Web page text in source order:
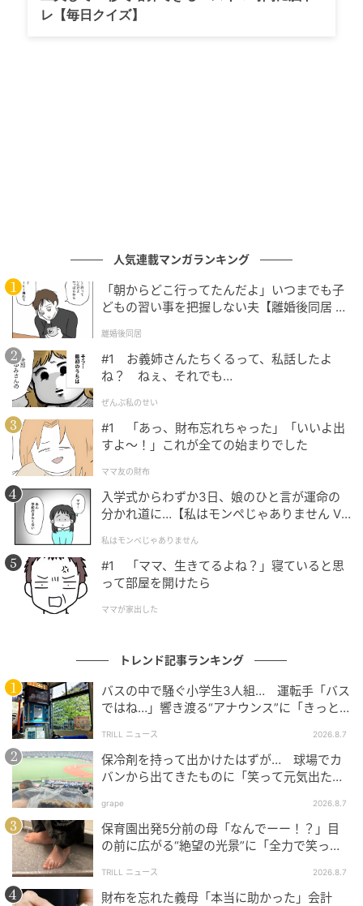
イテム自体への関心も高く、「男女問わず使えるデザ
ちた反応が広がっています。
ライターコメント
ラグジュアリーブランドが歴史的アーカイブを再解釈
する際、その精神を現代のコンテクスト（文脈）でど
う体現させるかが問われますが、目黒さんの持つ「品
格」と「ブレない芯の強さ」は、型にはまらないメゾ
ンのフィロソフィーと見事に共鳴しているように思え
ます。一過性のトレンドにとどまらず、メゾンの名作
を世代や性別を超えて愛される普遍的なマスターピー
スへと昇華させる、非常に意義深く説得力のあるキャ
スティングと言えるでしょう。
元記事で読む
次の記事
ニジア戦を100倍楽しむ完全ガイド＆全国PV
の記事をもっとみる
レ【毎日クイズ】
人気連載マンガランキング
「朝からどこ行ってたんだよ」いつまでも子
どもの習い事を把握しない夫【離婚後同居 Vo
離婚後同居
#1 お義姉さんたちくるって、私話したよ
ね？ ねぇ、それでも…
ぜんぶ私のせい
#1 「あっ、財布忘れちゃった」「いいよ出
すよ〜！」これが全ての始まりでした
ママ友の財布
入学式からわずか3日、娘のひと言が運命の
分かれ道に…【私はモンペじゃありません Vo
私はモンペじゃありません
#1 「ママ、生きてるよね？」寝ていると思
って部屋を開けたら
ママが家出した
トレンド記事ランキング
バスの中で騒ぐ小学生3人組… 運転手「バス
ではね…」響き渡る“アナウンス”に「きっと
TRILL ニュース 2026.8.7
保冷剤を持って出かけたはずが… 球場でカ
バンから出てきたものに「笑って元気出た」
grape 2026.8.7
保育園出発5分前の母「なんでーー！？」目
の前に広がる“絶望の光景”に「全力で笑っ
TRILL ニュース 2026.8.7
財布を忘れた義母「本当に助かった」会計